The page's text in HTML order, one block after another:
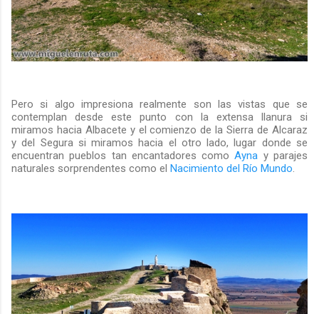
Pero si algo impresiona realmente son las vistas que se
contemplan desde este punto con la extensa llanura si
miramos hacia Albacete y el comienzo de la Sierra de Alcaraz
y del Segura si miramos hacia el otro lado, lugar donde se
encuentran pueblos tan encantadores comoAyna y parajes
naturales sorprendentes como el Nacimiento del Río Mundo.